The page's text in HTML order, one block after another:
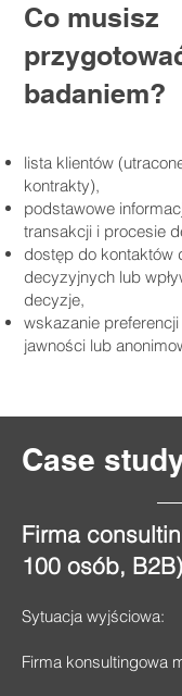
Co musisz
badaniem?
lista klientów
kontrakty),
podstawowe
transakcji i procesie
dostęp do kontaktów
decyzyjnych lub
decyzje,
wskazanie
jawności lub
Case
Firma
100 osób, B2B)
Sytuacja wyjściowa:
Firma konsultingowa